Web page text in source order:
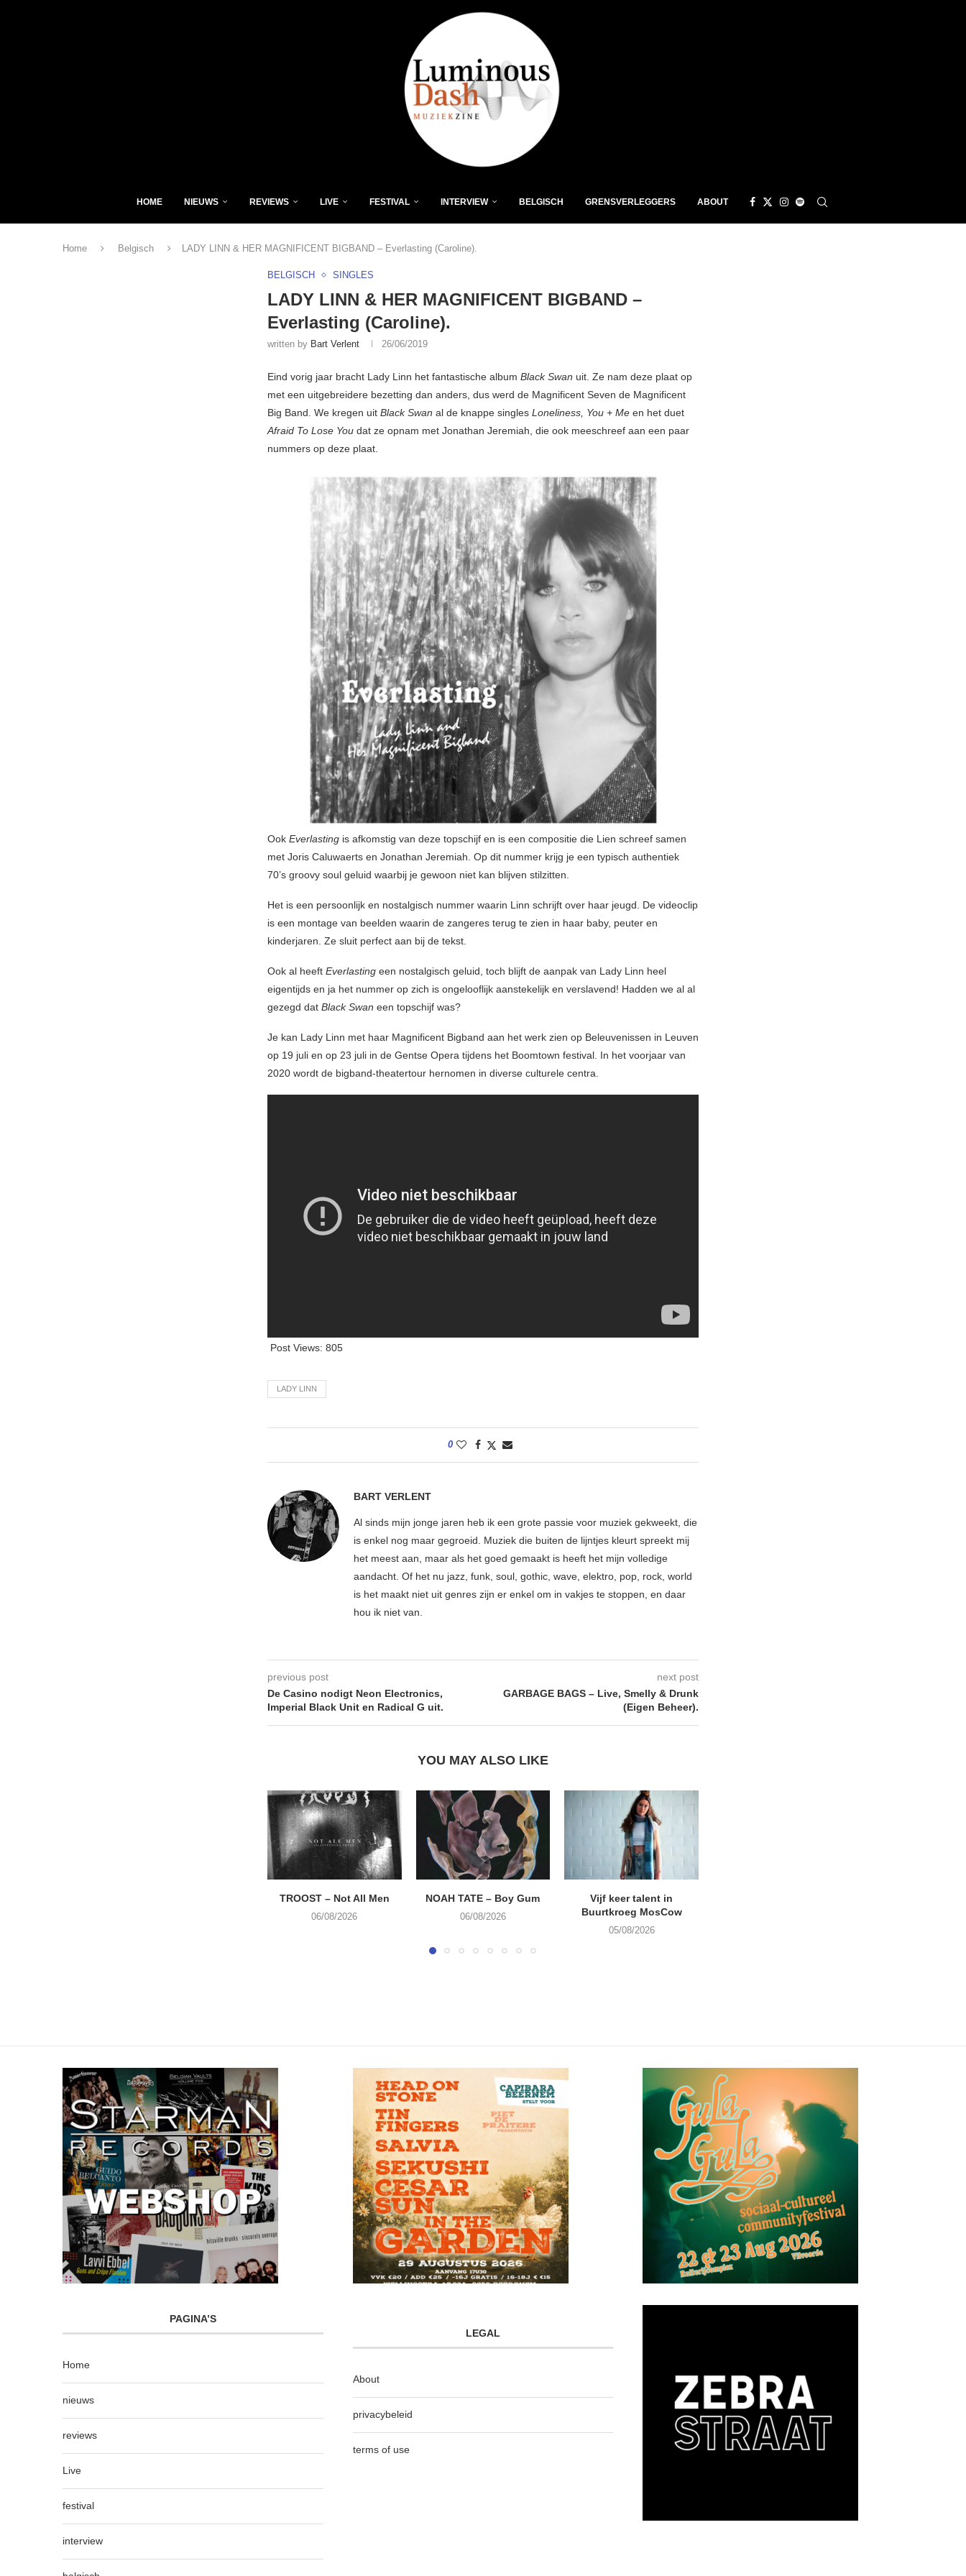
HOME NIEUWS REVIEWS LIVE FESTIVAL INTERVIEW BELGISCH GRENSVERLEGGERS ABOUT
Home Belgisch LADY LINN & HER MAGNIFICENT BIGBAND – Everlasting (Caroline).
BELGISCH SINGLES
LADY LINN & HER MAGNIFICENT BIGBAND –
Everlasting (Caroline).
written by Bart Verlent 26/06/2019
Eind vorig jaar bracht Lady Linn het fantastische album Black Swan uit. Ze nam deze plaat op
met een uitgebreidere bezetting dan anders, dus werd de Magnificent Seven de Magnificent
Big Band. We kregen uit Black Swan al de knappe singles Loneliness, You + Me en het duet
Afraid To Lose You dat ze opnam met Jonathan Jeremiah, die ook meeschreef aan een paar
nummers op deze plaat.
Ook Everlasting is afkomstig van deze topschijf en is een compositie die Lien schreef samen
met Joris Caluwaerts en Jonathan Jeremiah. Op dit nummer krijg je een typisch authentiek
70’s groovy soul geluid waarbij je gewoon niet kan blijven stilzitten.
Het is een persoonlijk en nostalgisch nummer waarin Linn schrijft over haar jeugd. De videoclip
is een montage van beelden waarin de zangeres terug te zien in haar baby, peuter en
kinderjaren. Ze sluit perfect aan bij de tekst.
Ook al heeft Everlasting een nostalgisch geluid, toch blijft de aanpak van Lady Linn heel
eigentijds en ja het nummer op zich is ongelooflijk aanstekelijk en verslavend! Hadden we al al
gezegd dat Black Swan een topschijf was?
Je kan Lady Linn met haar Magnificent Bigband aan het werk zien op Beleuvenissen in Leuven
op 19 juli en op 23 juli in de Gentse Opera tijdens het Boomtown festival. In het voorjaar van
2020 wordt de bigband-theatertour hernomen in diverse culturele centra.
Post Views: 805
LADY LINN
0
BART VERLENT
Al sinds mijn jonge jaren heb ik een grote passie voor muziek gekweekt, die
is enkel nog maar gegroeid. Muziek die buiten de lijntjes kleurt spreekt mij
het meest aan, maar als het goed gemaakt is heeft het mijn volledige
aandacht. Of het nu jazz, funk, soul, gothic, wave, elektro, pop, rock, world
is het maakt niet uit genres zijn er enkel om in vakjes te stoppen, en daar
hou ik niet van.
previous post
De Casino nodigt Neon Electronics,
Imperial Black Unit en Radical G uit.
next post
GARBAGE BAGS – Live, Smelly & Drunk
(Eigen Beheer).
YOU MAY ALSO LIKE
TROOST – Not All Men
06/08/2026
NOAH TATE – Boy Gum
06/08/2026
Vijf keer talent in
Buurtkroeg MosCow
05/08/2026
PAGINA’S
Home
nieuws
reviews
Live
festival
interview
LEGAL
About
privacybeleid
terms of use